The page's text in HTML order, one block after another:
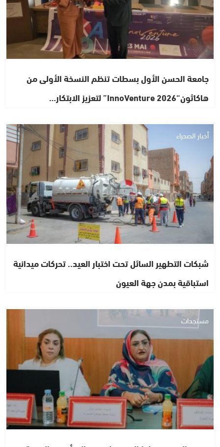
جامعة الحسن الأول بسطات تنظم النسخة الأولى من
هاكاثون“InnoVenture 2026” لتعزيز الابتكار…
أخبار الصحراء
شبكات التطهير السائل تحت اختبار العيد.. تحركات ميدانية
استباقية بمدن جهة العيون
مستجدات